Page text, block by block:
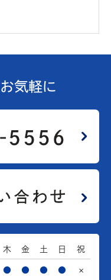
お気軽に
木 金 土 日 祝
● ● ● ●
×